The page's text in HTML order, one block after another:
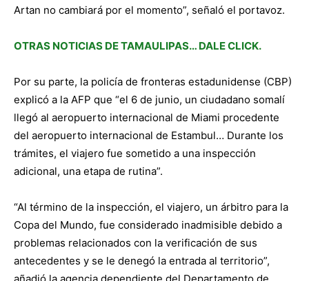
Artan no cambiará por el momento”, señaló el portavoz.
OTRAS NOTICIAS DE TAMAULIPAS… DALE CLICK.
Por su parte, la policía de fronteras estadunidense (CBP)
explicó a la AFP que “el 6 de junio, un ciudadano somalí
llegó al aeropuerto internacional de Miami procedente
del aeropuerto internacional de Estambul… Durante los
trámites, el viajero fue sometido a una inspección
adicional, una etapa de rutina”.
“Al término de la inspección, el viajero, un árbitro para la
Copa del Mundo, fue considerado inadmisible debido a
problemas relacionados con la verificación de sus
antecedentes y se le denegó la entrada al territorio”,